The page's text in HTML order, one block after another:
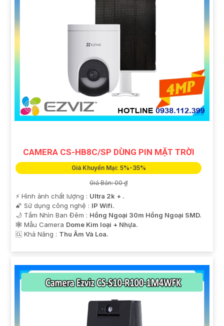
CAMERA CS-HB8C/SP DÙNG PIN MẶT TRỜI
Giá Khuyến Mại: 5%-35%
Giá Bán: 00 ₫
️⚡ Hình ảnh chất lượng : Ultra 2k + .
🌠 Sử dụng công nghệ : IP Wifi.
🌙 Tầm Nhìn Ban Đêm : Hồng Ngoại 30m Hồng Ngoại SMD.
🕸️ Mẫu Camera Dome Kim loại + Nhựa.
️🆑 Khả Năng : Thu Âm Và Loa.